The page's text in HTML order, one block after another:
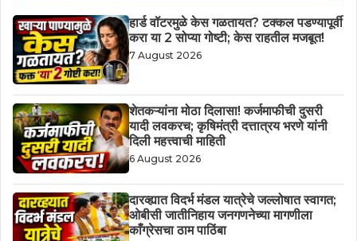
हार्ड वॉटरमुळे केस गळतायत? टक्कल पडण्यापूर्वी
करा या 2 सोप्या गोष्टी; केस राहतील मजबूत!
7 August 2026
शेतकऱ्यांना मोठा दिलासा! कर्जमाफीची दुसरी
यादी लवकरच; कृषिमंत्री दत्तात्रय भरणे यांनी
दिली महत्त्वाची माहिती
6 August 2026
दारव्ह्यात विदर्भ मंडल यात्रेचे जल्लोषात स्वागत;
ओबीसी जातीनिहाय जनगणनेच्या मागणीला
काँग्रेसचा ठाम पाठिंबा